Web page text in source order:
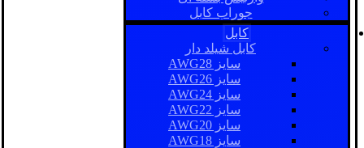
جوراب کابل
کابل
کابل شیلد دار
سایز AWG28
سایز AWG26
سایز AWG24
سایز AWG22
سایز AWG20
سایز AWG18